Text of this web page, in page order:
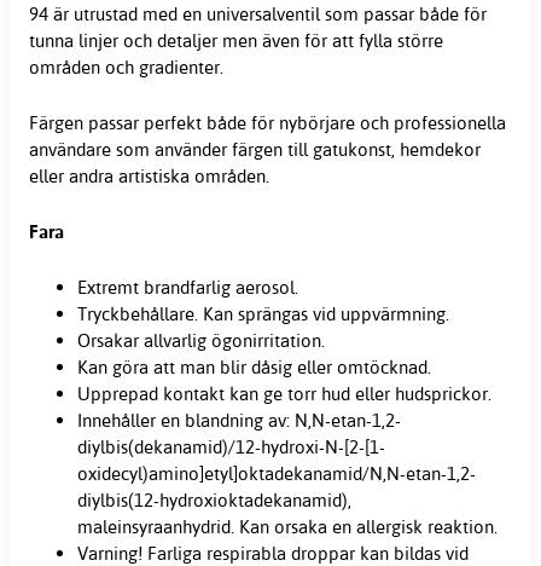
94 är utrustad med en universalventil som passar både för
tunna linjer och detaljer men även för att fylla större
områden och gradienter.
Färgen passar perfekt både för nybörjare och professionella
användare som använder färgen till gatukonst, hemdekor
eller andra artistiska områden.
Fara
Extremt brandfarlig aerosol.
Tryckbehållare. Kan sprängas vid uppvärmning.
Orsakar allvarlig ögonirritation.
Kan göra att man blir dåsig eller omtöcknad.
Upprepad kontakt kan ge torr hud eller hudsprickor.
Innehåller en blandning av: N,N-etan-1,2-
diylbis(dekanamid)/12-hydroxi-N-[2-[1-
oxidecyl)amino]etyl]oktadekanamid/N,N-etan-1,2-
diylbis(12-hydroxioktadekanamid),
maleinsyraanhydrid. Kan orsaka en allergisk reaktion.
Varning! Farliga respirabla droppar kan bildas vid